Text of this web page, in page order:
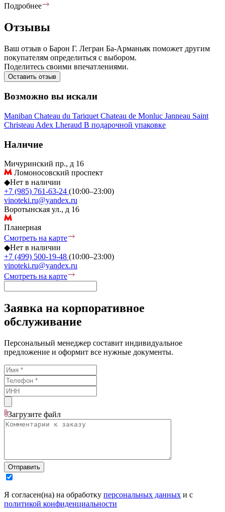
Подробнее
Отзывы
Ваш отзыв о Барон Г. Легран Ба-Арманьяк поможет другим
покупателям определиться с выбором.
Поделитесь своими впечатлениями.
Оставить отзыв
Возможно вы искали
Maniban Chateau du Tariquet Chateau de Monluc Janneau Saint
Christeau Adex Lheraud В подарочной упаковке
Наличие
Мичуринский пр., д 16
Ломоносовский проспект
◆Нет в наличии
+7 (985) 761-63-24 (10:00–23:00)
vinoteki.ru@yandex.ru
Воротынская ул., д 16
Планерная
Смотреть на карте
◆Нет в наличии
+7 (499) 500-19-48 (10:00–23:00)
vinoteki.ru@yandex.ru
Смотреть на карте
Заявка на корпоративное
обслуживание
Персональный менеджер составит индивидуальное
предложение и оформит все нужные документы.
Загрузите файл
Отправить
Я согласен(на) на обработку персональных данных и с
политикой конфиденциальности